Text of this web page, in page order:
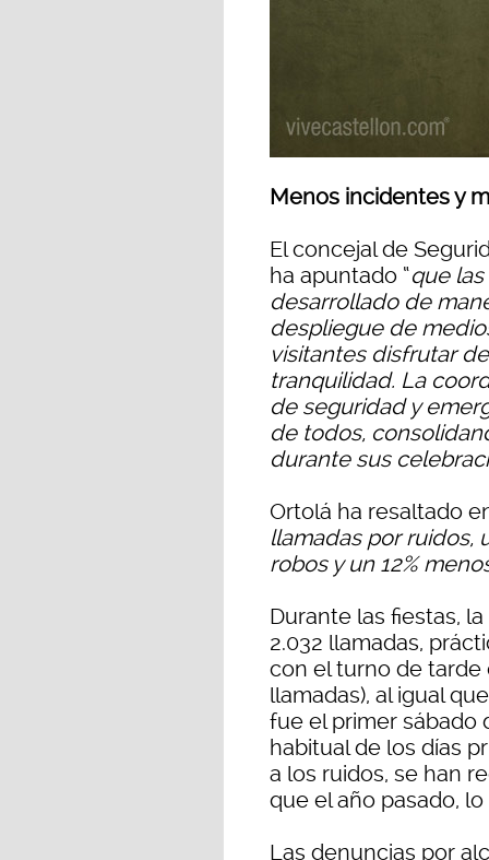
Menos incidentes y
El concejal de
ha apuntado “que
desarrollado de
despliegue de
visitantes disfrutar
tranquilidad. La
de seguridad y
de todos,
durante sus
Ortolá ha resaltado
llamadas por ruidos,
robos y un 12%
Durante las fiestas,
2.032 llamadas,
con el turno de tarde
llamadas), al igual
fue el primer sábado
habitual de los días
a los ruidos, se han
que el año pasado,
Las denuncias por